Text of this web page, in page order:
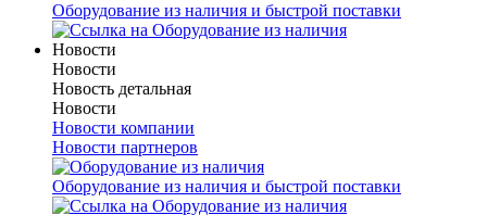
Оборудование из наличия и быстрой поставки
Новости
Новости
Новость детальная
Новости
Новости компании
Новости партнеров
Оборудование из наличия и быстрой поставки